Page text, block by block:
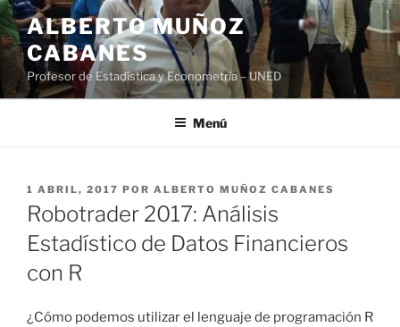
Saltar
al
contenido
ALBERTO MUÑOZ
CABANES
Profesor de Estadística y Econometría – UNED
Menú
PUBLICADO
EL
1 ABRIL, 2017 POR ALBERTO MUÑOZ CABANES
Robotrader 2017: Análisis
Estadístico de Datos Financieros
con R
¿Cómo podemos utilizar el lenguaje de programación R